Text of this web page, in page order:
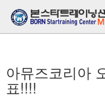
아뮤즈코리아
표!!!!